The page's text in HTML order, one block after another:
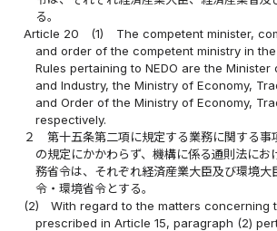
る。
Article 20
(1)
The competent minister,
and order of the competent ministry in
Rules pertaining to NEDO are the Minister
and Industry, the Ministry of Economy,
and Order of the Ministry of Economy,
respectively.
２
第十五条第二項に規定する業務に関する事
の規定にかかわらず、機構に係る通則法にお
務省令は、それぞれ経済産業大臣及び環境大
令・環境省令とする。
(2)
With regard to the matters concerning
prescribed in Article 15, paragraph (2)